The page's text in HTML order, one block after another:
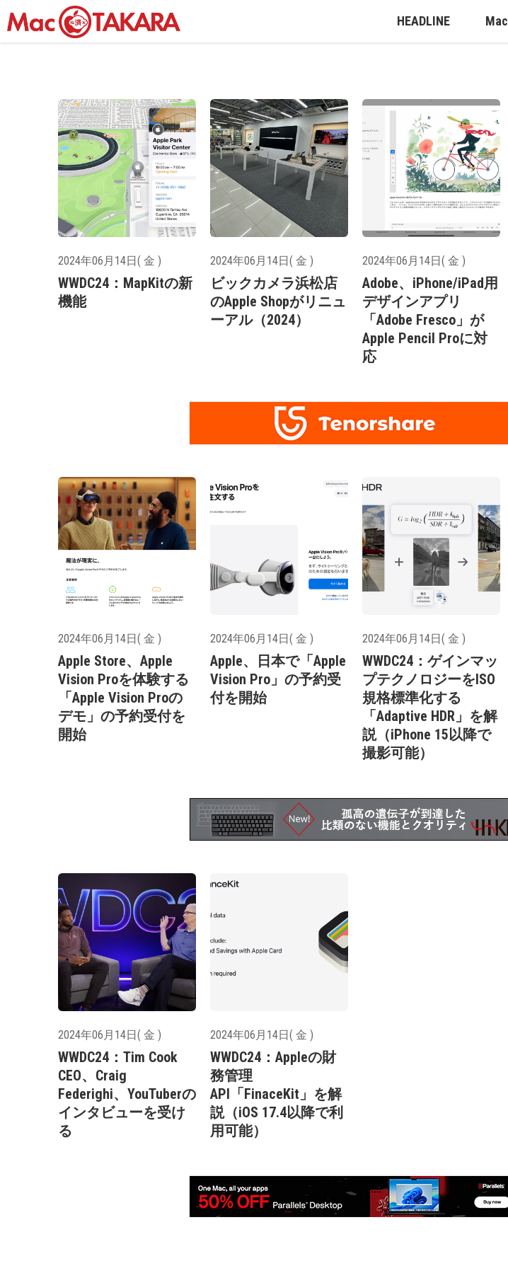
HEADLINE Mac
2024年06月14日( 金 )
WWDC24：MapKitの新
機能
2024年06月14日( 金 )
ビックカメラ浜松店
のApple Shopがリニュ
ーアル（2024）
2024年06月14日( 金 )
Adobe、iPhone/iPad用
デザインアプリ
「Adobe Fresco」が
Apple Pencil Proに対
応
2024年06月14日( 金 )
Apple Store、Apple
Vision Proを体験する
「Apple Vision Proの
デモ」の予約受付を
開始
2024年06月14日( 金 )
Apple、日本で「Apple
Vision Pro」の予約受
付を開始
2024年06月14日( 金 )
WWDC24：ゲインマッ
プテクノロジーをISO
規格標準化する
「Adaptive HDR」を解
説（iPhone 15以降で
撮影可能）
2024年06月14日( 金 )
WWDC24：Tim Cook
CEO、Craig
Federighi、YouTuberの
インタビューを受け
る
2024年06月14日( 金 )
WWDC24：Appleの財
務管理
API「FinaceKit」を解
説（iOS 17.4以降で利
用可能）